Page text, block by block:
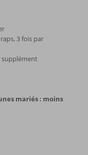
3 fois par
supplément
mariés : moins